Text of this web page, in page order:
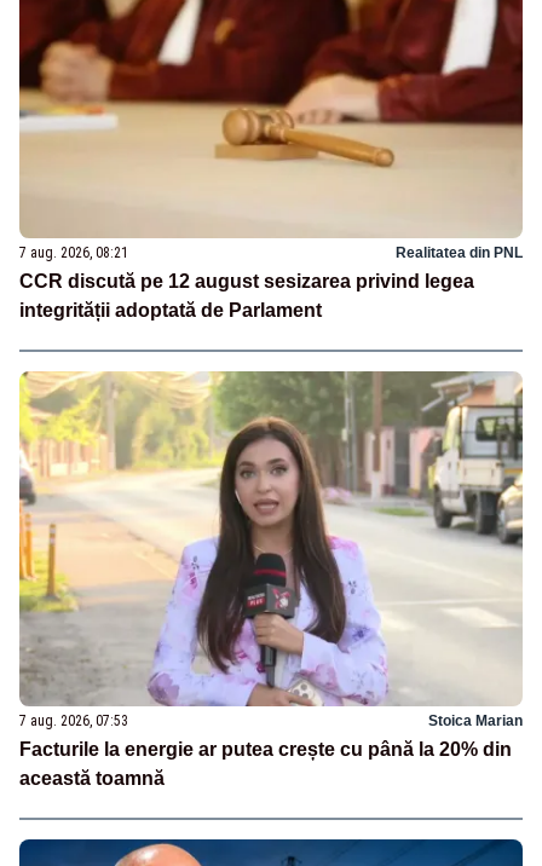
7 aug. 2026, 08:21 Realitatea din PNL
CCR discută pe 12 august sesizarea privind legea
integrității adoptată de Parlament
7 aug. 2026, 07:53 Stoica Marian
Facturile la energie ar putea crește cu până la 20% din
această toamnă